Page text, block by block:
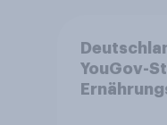
YouGov-